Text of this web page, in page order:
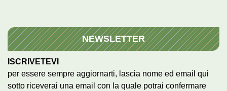
NEWSLETTER
ISCRIVETEVI
per essere sempre aggiornarti, lascia nome ed email qui
sotto riceverai una email con la quale potrai confermare